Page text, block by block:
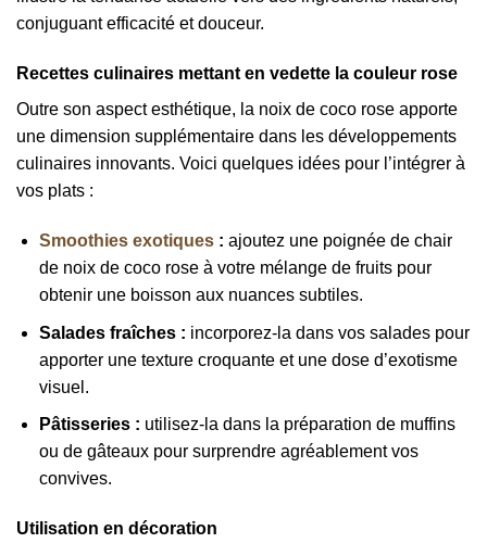
conjuguant efficacité et douceur.
Recettes culinaires mettant en vedette la couleur rose
Outre son aspect esthétique, la noix de coco rose apporte
une dimension supplémentaire dans les développements
culinaires innovants. Voici quelques idées pour l’intégrer à
vos plats :
Smoothies exotiques: ajoutez une poignée de chair
de noix de coco rose à votre mélange de fruits pour
obtenir une boisson aux nuances subtiles.
Salades fraîches : incorporez-la dans vos salades pour
apporter une texture croquante et une dose d’exotisme
visuel.
Pâtisseries : utilisez-la dans la préparation de muffins
ou de gâteaux pour surprendre agréablement vos
convives.
Utilisation en décoration